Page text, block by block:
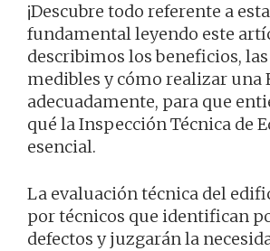
¡Descubre todo referente a
fundamental leyendo este
describimos los beneficios,
medibles y cómo realizar una
adecuadamente, para que
qué la Inspección Técnica de
esencial.
La evaluación técnica del
por técnicos que identifican
defectos y juzgarán la